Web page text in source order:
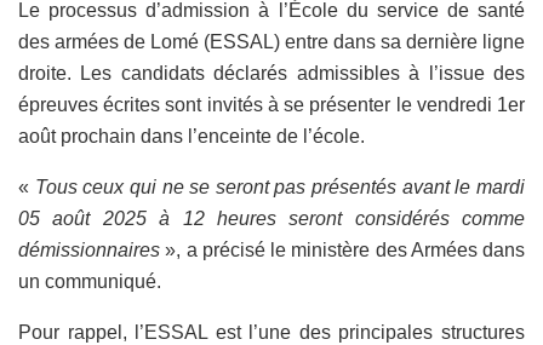
Le processus d’admission à l’École du service de santé
des armées de Lomé (ESSAL) entre dans sa dernière ligne
droite. Les candidats déclarés admissibles à l’issue des
épreuves écrites sont invités à se présenter le vendredi 1er
août prochain dans l’enceinte de l’école.
« Tous ceux qui ne se seront pas présentés avant le mardi
05 août 2025 à 12 heures seront considérés comme
démissionnaires », a précisé le ministère des Armées dans
un communiqué.
Pour rappel, l’ESSAL est l’une des principales structures